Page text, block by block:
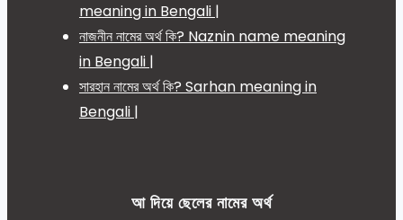
meaning in Bengali |
নাজনীন নামের অর্থ কি? Naznin name meaning
in Bengali |
সারহান নামের অর্থ কি? Sarhan meaning in
Bengali |
আ দিয়ে ছেলের নামের অর্থ